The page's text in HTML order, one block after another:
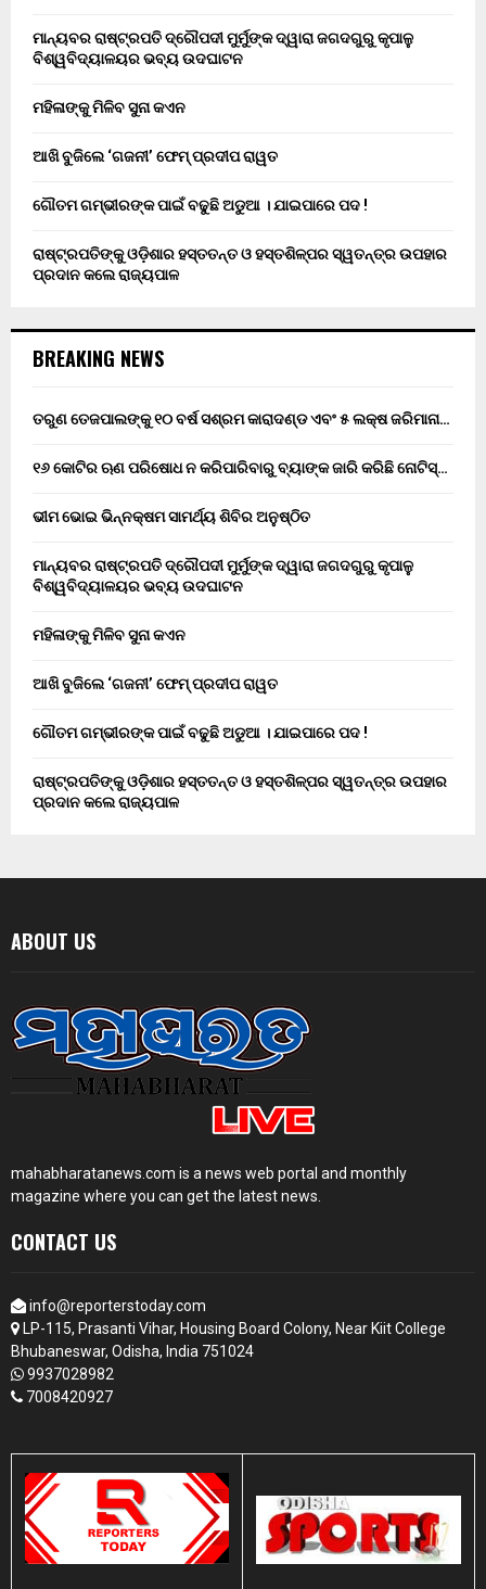
ମାନ୍ୟବର ରାଷ୍ଟ୍ରପତି ଦ୍ରୌପଦୀ ମୁର୍ମୁଙ୍କ ଦ୍ୱାରା ଜଗଦଗୁରୁ କୃପାଳୁ
ବିଶ୍ୱବିଦ୍ୟାଳୟର ଭବ୍ୟ ଉଦଘାଟନ
ମହିଳାଙ୍କୁ ମିଳିବ ସୁନା କଏନ
ଆଖି ବୁଜିଲେ ‘ଗଜନୀ’ ଫେମ୍ ପ୍ରଦୀପ ରାୱତ
ଗୌତମ ଗମ୍ଭୀରଙ୍କ ପାଇଁ ବଢୁଛି ଅଡୁଆ । ଯାଇପାରେ ପଦ !
ରାଷ୍ଟ୍ରପତିଙ୍କୁ ଓଡ଼ିଶାର ହସ୍ତତନ୍ତ ଓ ହସ୍ତଶିଳ୍ପର ସ୍ୱତନ୍ତ୍ର ଉପହାର
ପ୍ରଦାନ କଲେ ରାଜ୍ୟପାଳ
BREAKING NEWS
ତରୁଣ ତେଜପାଲଙ୍କୁ ୧୦ ବର୍ଷ ସଶ୍ରମ କାରାଦଣ୍ଡ ଏବଂ ₹୫ ଲକ୍ଷ ଜରିମାନା…
୧୬ କୋଟିର ଋଣ ପରିଷୋଧ ନ କରିପାରିବାରୁ ବ୍ୟାଙ୍କ ଜାରି କରିଛି ନୋଟିସ୍…
ଭୀମ ଭୋଇ ଭିନ୍ନକ୍ଷମ ସାମର୍ଥ୍ୟ ଶିବିର ଅନୁଷ୍ଠିତ
ମାନ୍ୟବର ରାଷ୍ଟ୍ରପତି ଦ୍ରୌପଦୀ ମୁର୍ମୁଙ୍କ ଦ୍ୱାରା ଜଗଦଗୁରୁ କୃପାଳୁ
ବିଶ୍ୱବିଦ୍ୟାଳୟର ଭବ୍ୟ ଉଦଘାଟନ
ମହିଳାଙ୍କୁ ମିଳିବ ସୁନା କଏନ
ଆଖି ବୁଜିଲେ ‘ଗଜନୀ’ ଫେମ୍ ପ୍ରଦୀପ ରାୱତ
ଗୌତମ ଗମ୍ଭୀରଙ୍କ ପାଇଁ ବଢୁଛି ଅଡୁଆ । ଯାଇପାରେ ପଦ !
ରାଷ୍ଟ୍ରପତିଙ୍କୁ ଓଡ଼ିଶାର ହସ୍ତତନ୍ତ ଓ ହସ୍ତଶିଳ୍ପର ସ୍ୱତନ୍ତ୍ର ଉପହାର
ପ୍ରଦାନ କଲେ ରାଜ୍ୟପାଳ
ABOUT US
mahabharatanews.com is a news web portal and monthly
magazine where you can get the latest news.
CONTACT US
info@reporterstoday.com
LP-115, Prasanti Vihar, Housing Board Colony, Near Kiit College
Bhubaneswar, Odisha, India 751024
9937028982
7008420927